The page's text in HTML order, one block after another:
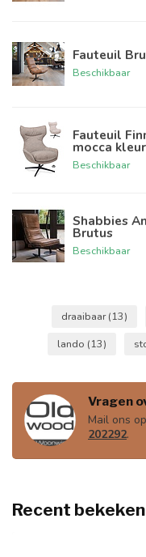
Fauteuil
Beschikbaar
Fauteuil
mocca kleur
Beschikbaar
Shabbies
Brutus
Beschikbaar
draaibaar(13)
lando (13)
Vragen
Mail ons
202292.
Recent bekeken